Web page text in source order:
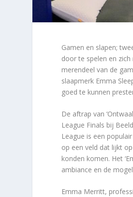
Gamen en slapen;
door te spelen en
merendeel van de
slaapmerk Emma
goed te kunnen
De aftrap van
League Finals bij
League is een
op een veld dat lijkt
konden komen. Het
ambiance en de
Emma Merritt,